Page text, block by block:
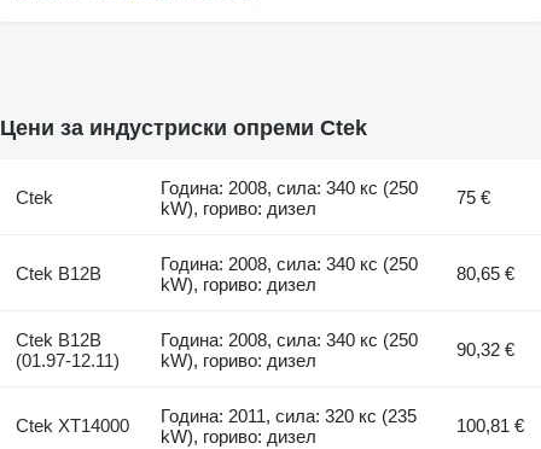
Цени за индустриски опреми Ctek
Ctek
Година: 2008, сила: 340 кс (250
kW), гориво: дизел
75 €
Ctek B12B
Година: 2008, сила: 340 кс (250
kW), гориво: дизел
80,65 €
Ctek B12B
(01.97-12.11)
Година: 2008, сила: 340 кс (250
kW), гориво: дизел
90,32 €
Ctek XT14000
Година: 2011, сила: 320 кс (235
kW), гориво: дизел
100,81 €